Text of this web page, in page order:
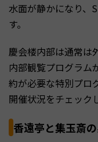
水面が静かになり、
す。
慶会楼内部は通常は
内部観覧プログラム
約が必要な特別プロ
開催状況をチェック
香遠亭と集玉斎